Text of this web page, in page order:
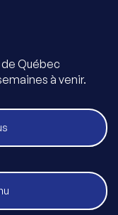
Québec
à venir.